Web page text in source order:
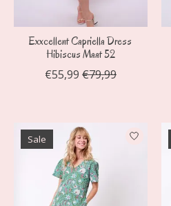
Exxcellent Capriella Dress
Hibiscus Maat 52
€55,99 €79,99
Sale